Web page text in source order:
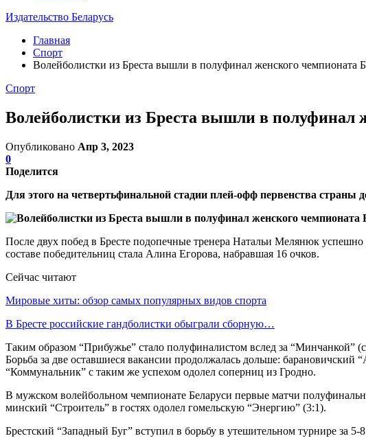
Издательство Беларусь
Главная
Спорт
Волейболистки из Бреста вышли в полуфинал женского чемпионата
Спорт
Волейболистки из Бреста вышли в полуфинал
Опубликовано Апр 3, 2023
0
Поделится
Для этого на четвертьфинальной стадии плей-офф первенства
После двух побед в Бресте подопечные тренера Натальи Мелянюк
составе победительниц стала Алина Егорова, набравшая 16 очков.
Сейчас читают
Мировые хиты: обзор самых популярных видов спорта
В Бресте российские гандболистки обыграли сборную…
Таким образом “Прибужье” стало полуфиналистом вслед за
Борьба за две оставшиеся вакансии продолжалась дольше:
“Коммунальник” с таким же успехом одолел соперниц из Гродно.
В мужском волейбольном чемпионате Беларуси первые матчи
минский “Строитель” в гостях одолел гомельскую “Энергию” (3:1).
Брестский “Западный Буг” вступил в борьбу в утешительном турнире за